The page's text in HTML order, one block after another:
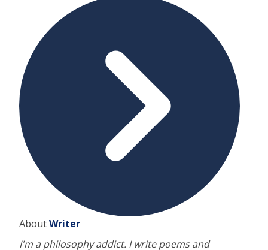
AboutWriter
I'm a philosophy addict. I write poems and